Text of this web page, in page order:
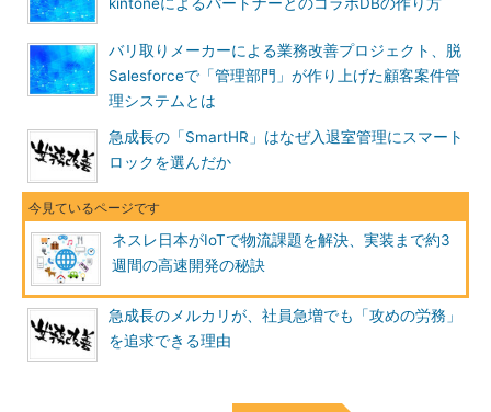
バリ取りメーカーによる業務改善プロジェクト、脱
Salesforceで「管理部門」が作り上げた顧客案件管
理システムとは
急成長の「SmartHR」はなぜ入退室管理にスマート
ロックを選んだか
ネスレ日本がIoTで物流課題を解決、実装まで約3
週間の高速開発の秘訣
急成長のメルカリが、社員急増でも「攻めの労務」
を追求できる理由